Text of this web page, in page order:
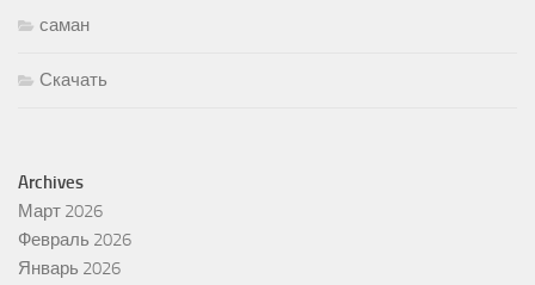
саман
Скачать
Archives
Март 2026
Февраль 2026
Январь 2026